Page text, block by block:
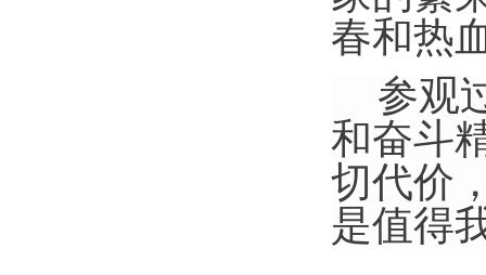
春和热
参观
和奋斗
切代价
是值得